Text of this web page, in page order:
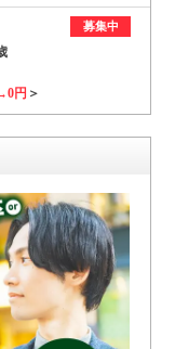
募集中
円 ＞